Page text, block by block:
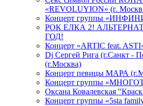
«REVOLUYION» (г.
Концерт группы
РОК ЕЛКА 2!
ГОД!
Концерт «ARTIC feat.
Dj Сергей Рига (г.Санкт -
(г.Москва)
Концерт певицы МАРА
Концерт группы
Оксана Ковалевская
Концерт группы «5sta